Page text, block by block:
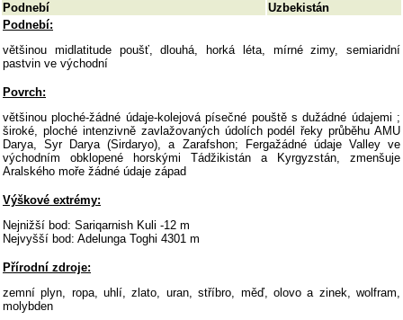
Podnebí
Uzbekistán
Podnebí:
většinou midlatitude poušť, dlouhá, horká léta, mírné zimy, semiaridní
pastvin ve východní
Povrch:
většinou ploché-žádné údaje-kolejová písečné pouště s dužádné údajemi ;
široké, ploché intenzivně zavlažovaných údolích podél řeky průběhu AMU
Darya, Syr Darya (Sirdaryo), a Zarafshon; Fergažádné údaje Valley ve
východním obklopené horskými Tádžikistán a Kyrgyzstán, zmenšuje
Aralského moře žádné údaje západ
Výškové extrémy:
Nejnižší bod: Sariqarnish Kuli -12 m
Nejvyšší bod: Adelunga Toghi 4301 m
Přírodní zdroje:
zemní plyn, ropa, uhlí, zlato, uran, stříbro, měď, olovo a zinek, wolfram,
molybden